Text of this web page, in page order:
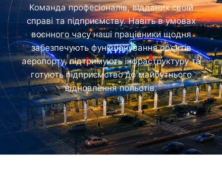
Команда професіоналів, відданих своїй
справі та підприємству. Навіть в умовах
воєнного часу наші працівники щодня
забезпечують функціонування об’єктів
аеропорту, підтримують інфраструктуру та
готують підприємство до майбутнього
відновлення польотів.